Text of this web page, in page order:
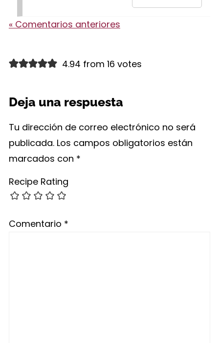
« Comentarios anteriores
4.94 from 16 votes
Deja una respuesta
Tu dirección de correo electrónico no será
publicada. Los campos obligatorios están
marcados con *
Recipe Rating
Comentario *